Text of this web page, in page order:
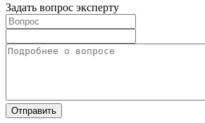
Задать вопрос эксперту